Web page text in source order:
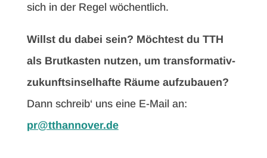
sich in der Regel wöchentlich.
Willst du dabei sein? Möchtest du TTH
als Brutkasten nutzen, um transformativ-
zukunftsinselhafte Räume aufzubauen?
Dann schreib‘ uns eine E-Mail an:
pr@tthannover.de